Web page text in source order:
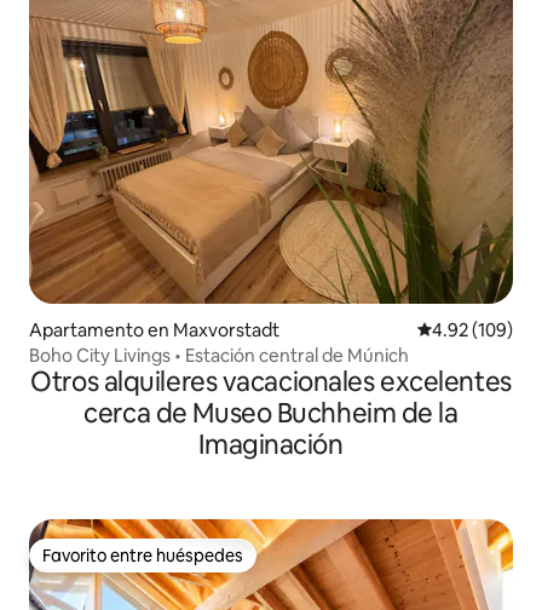
Apartamento en Maxvorstadt Calificación
4.92 (109)
Boho City Livings • Estación central de Múnich
Otros alquileres vacacionales excelentes
cerca de Museo Buchheim de la
Imaginación
Favorito entre huéspedes
Favorito entre huéspedes